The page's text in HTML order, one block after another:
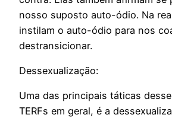
nosso suposto auto-ódio. Na
instilam o auto-ódio para nos
destransicionar.
Dessexualização:
Uma das principais táticas
TERFs em geral, é a